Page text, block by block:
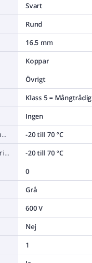
Svart
Rund
16.5 mm
Koppar
Övrigt
Klass 5 = Mångtrådig
Ingen
Tillåten omgivningstemperatur under montering/hantering
-20 till 70 °C
Tillåten omgivningstemperatur under drift utan vibrationer
-20 till 70 °C
0
Grå
600 V
Nej
1